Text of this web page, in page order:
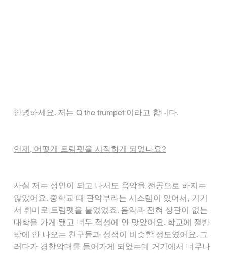
안녕하세요. 저는 Q the trumpet 이라고 합니다.
언제, 어떻게 트럼펫을 시작하게 되었나요?
사실 저는 성인이 되고 나서도 음악을 전공으로 하지는
않았어요. 중학교 때 관악부라는 시스템이 있어서, 거기
서 취미로 트럼펫을 불었었죠. 음악과 전혀 상관이 없는
대학을 가게 됐고 너무 적성에 안 맞았어요. 학교에 절반
밖에 안 나오는 친구들과 성적이 비슷할 정도였어요. 그
러다가 경찰악대를 들어가게 되었는데 거기에서 너무나